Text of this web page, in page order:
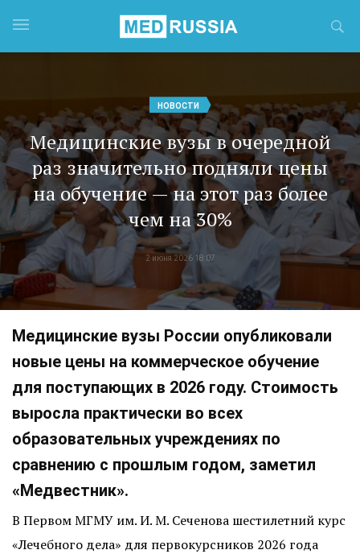
НОВОСТИ
Медицинские вузы в очередной
раз значительно подняли цены
на обучение — на этот раз более
чем на 30%
2 июня 2026 18:07
Медицинские вузы России опубликовали
новые цены на коммерческое обучение
для поступающих в 2026 году. Стоимость
выросла практически во всех
образовательных учреждениях по
сравнению с прошлым годом, заметил
«Медвестник».
В Первом МГМУ им. И. М. Сеченова шестилетний курс
«Лечебного дела» для первокурсников 2026 года